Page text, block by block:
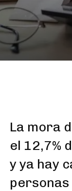
La mora
el 12,7%
y ya hay